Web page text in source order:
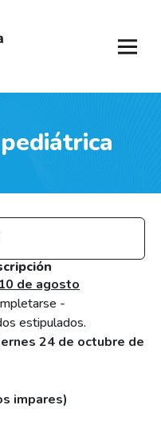
de agosto
-
estipulados.
24 de octubre de
impares)